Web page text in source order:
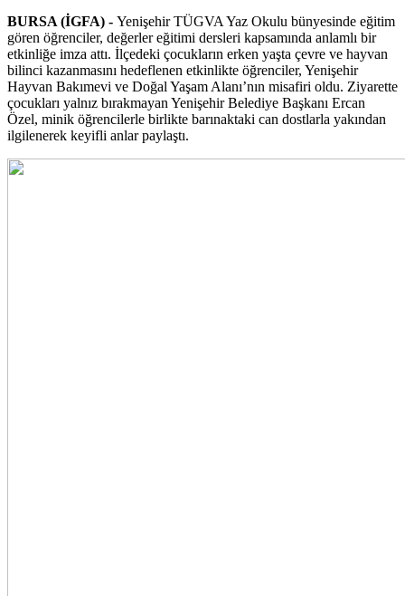
BURSA (İGFA) - Yenişehir TÜGVA Yaz Okulu bünyesinde eğitim
gören öğrenciler, değerler eğitimi dersleri kapsamında anlamlı bir
etkinliğe imza attı. İlçedeki çocukların erken yaşta çevre ve hayvan
bilinci kazanmasını hedeflenen etkinlikte öğrenciler, Yenişehir
Hayvan Bakımevi ve Doğal Yaşam Alanı’nın misafiri oldu. Ziyarette
çocukları yalnız bırakmayan Yenişehir Belediye Başkanı Ercan
Özel, minik öğrencilerle birlikte barınaktaki can dostlarla yakından
ilgilenerek keyifli anlar paylaştı.